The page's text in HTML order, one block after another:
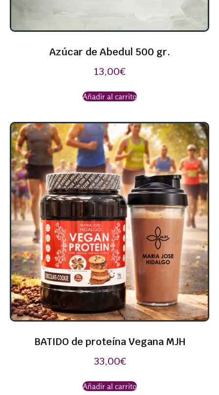
Azúcar de Abedul 500 gr.
13,00€
Añadir al carrito
BATIDO de proteína Vegana MJH
33,00€
Añadir al carrito